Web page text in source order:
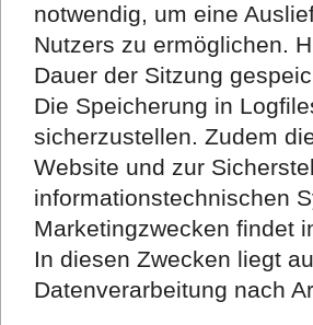
notwendig, um eine
Nutzers zu ermöglichen.
Dauer der Sitzung
Die Speicherung in
sicherzustellen. Zudem
Website und zur
informationstechnischen
Marketingzwecken findet
In diesen Zwecken liegt
Datenverarbeitung nach